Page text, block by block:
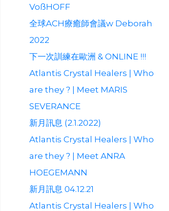
VoßHOFF
全球ACH療癒師會議w Deborah
2022
下一次訓練在歐洲 & ONLINE !!!
Atlantis Crystal Healers | Who
are they ? | Meet MARIS
SEVERANCE
新月訊息 (2.1.2022)
Atlantis Crystal Healers | Who
are they ? | Meet ANRA
HOEGEMANN
新月訊息 04.12.21
Atlantis Crystal Healers | Who